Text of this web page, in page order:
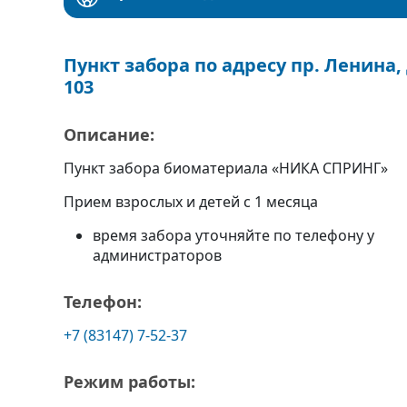
Пункт забора по адресу пр. Ленина,
103
Описание:
Пункт забора биоматериала «НИКА СПРИНГ»
Прием взрослых и детей с 1 месяца
время забора уточняйте по телефону у
администраторов
Телефон:
+7 (83147) 7-52-37
Режим работы: